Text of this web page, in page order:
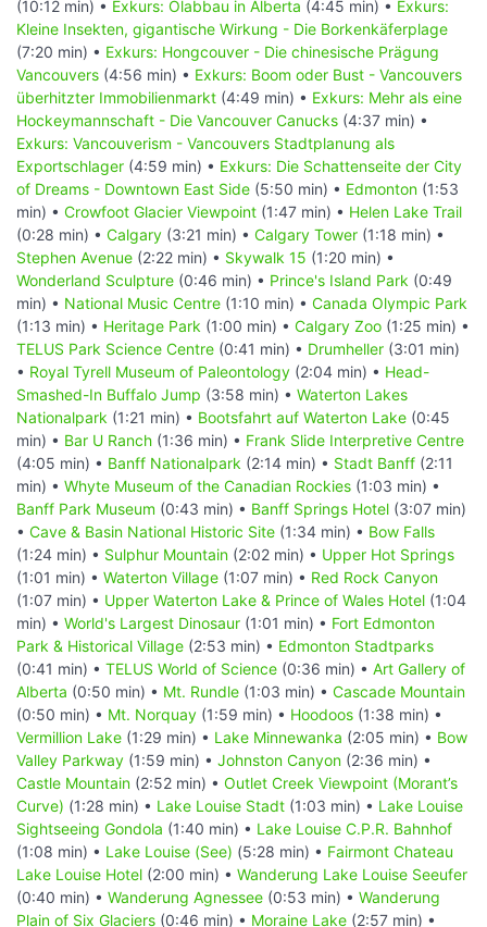
(10:12 min) • Exkurs: Ölabbau in Alberta (4:45 min) • Exkurs:
Kleine Insekten, gigantische Wirkung - Die Borkenkäferplage
(7:20 min) • Exkurs: Hongcouver - Die chinesische Prägung
Vancouvers (4:56 min) • Exkurs: Boom oder Bust - Vancouvers
überhitzter Immobilienmarkt (4:49 min) • Exkurs: Mehr als eine
Hockeymannschaft - Die Vancouver Canucks (4:37 min) •
Exkurs: Vancouverism - Vancouvers Stadtplanung als
Exportschlager (4:59 min) • Exkurs: Die Schattenseite der City
of Dreams - Downtown East Side (5:50 min) • Edmonton (1:53
min) • Crowfoot Glacier Viewpoint (1:47 min) • Helen Lake Trail
(0:28 min) • Calgary (3:21 min) • Calgary Tower (1:18 min) •
Stephen Avenue (2:22 min) • Skywalk 15 (1:20 min) •
Wonderland Sculpture (0:46 min) • Prince's Island Park (0:49
min) • National Music Centre (1:10 min) • Canada Olympic Park
(1:13 min) • Heritage Park (1:00 min) • Calgary Zoo (1:25 min) •
TELUS Park Science Centre (0:41 min) • Drumheller (3:01 min)
• Royal Tyrell Museum of Paleontology (2:04 min) • Head-
Smashed-In Buffalo Jump (3:58 min) • Waterton Lakes
Nationalpark (1:21 min) • Bootsfahrt auf Waterton Lake (0:45
min) • Bar U Ranch (1:36 min) • Frank Slide Interpretive Centre
(4:05 min) • Banff Nationalpark (2:14 min) • Stadt Banff (2:11
min) • Whyte Museum of the Canadian Rockies (1:03 min) •
Banff Park Museum (0:43 min) • Banff Springs Hotel (3:07 min)
• Cave & Basin National Historic Site (1:34 min) • Bow Falls
(1:24 min) • Sulphur Mountain (2:02 min) • Upper Hot Springs
(1:01 min) • Waterton Village (1:07 min) • Red Rock Canyon
(1:07 min) • Upper Waterton Lake & Prince of Wales Hotel (1:04
min) • World's Largest Dinosaur (1:01 min) • Fort Edmonton
Park & Historical Village (2:53 min) • Edmonton Stadtparks
(0:41 min) • TELUS World of Science (0:36 min) • Art Gallery of
Alberta (0:50 min) • Mt. Rundle (1:03 min) • Cascade Mountain
(0:50 min) • Mt. Norquay (1:59 min) • Hoodoos (1:38 min) •
Vermillion Lake (1:29 min) • Lake Minnewanka (2:05 min) • Bow
Valley Parkway (1:59 min) • Johnston Canyon (2:36 min) •
Castle Mountain (2:52 min) • Outlet Creek Viewpoint (Morant’s
Curve) (1:28 min) • Lake Louise Stadt (1:03 min) • Lake Louise
Sightseeing Gondola (1:40 min) • Lake Louise C.P.R. Bahnhof
(1:08 min) • Lake Louise (See) (5:28 min) • Fairmont Chateau
Lake Louise Hotel (2:00 min) • Wanderung Lake Louise Seeufer
(0:40 min) • Wanderung Agnessee (0:53 min) • Wanderung
Plain of Six Glaciers (0:46 min) • Moraine Lake (2:57 min) •